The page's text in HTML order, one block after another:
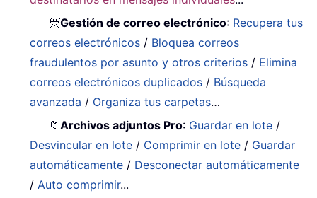
📨Gestión de correo electrónico: Recupera tus
correos electrónicos / Bloquea correos
fraudulentos por asunto y otros criterios / Elimina
correos electrónicos duplicados / Búsqueda
avanzada / Organiza tus carpetas…
📁Archivos adjuntos Pro: Guardar en lote /
Desvincular en lote / Comprimir en lote / Guardar
automáticamente / Desconectar automáticamente
/ Auto comprimir...